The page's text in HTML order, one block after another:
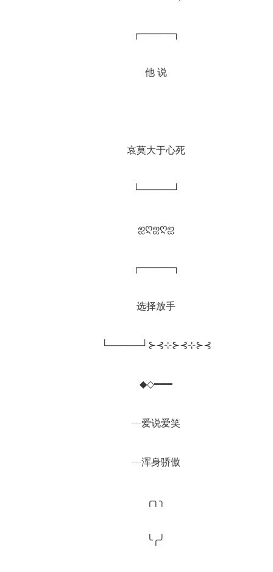
		┌─────┐
		他 说
		哀莫大于心死
		└─────┘
		ஐღஐღஐ
		┌─────┐
		选择放手
		└─────┘⊱⊰⊹⊱⊰⊹⊱⊰
		◆◇━━━
		┄爱说爱笑
		┄浑身骄傲
		╭╮╮
		╰╭╯